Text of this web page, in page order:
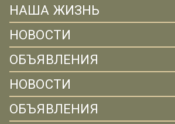
НАША ЖИЗНЬ
НОВОСТИ
ОБЪЯВЛЕНИЯ
НОВОСТИ
ОБЪЯВЛЕНИЯ